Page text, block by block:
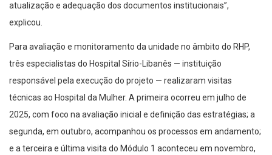
atualização e adequação dos documentos institucionais”,
explicou.
Para avaliação e monitoramento da unidade no âmbito do RHP,
três especialistas do Hospital Sírio-Libanês — instituição
responsável pela execução do projeto — realizaram visitas
técnicas ao Hospital da Mulher. A primeira ocorreu em julho de
2025, com foco na avaliação inicial e definição das estratégias; a
segunda, em outubro, acompanhou os processos em andamento;
e a terceira e última visita do Módulo 1 aconteceu em novembro,